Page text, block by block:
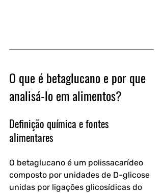
O que é betaglucano e por que
analisá-lo em alimentos?
Definição química e fontes
alimentares
O betaglucano é um polissacarídeo
composto por unidades de D-glicose
unidas por ligações glicosídicas do